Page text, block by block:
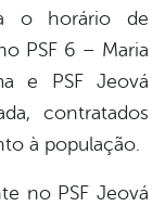
o horário de
PSF 6 – Maria
e PSF Jeová
contratados
à população.
no PSF Jeová